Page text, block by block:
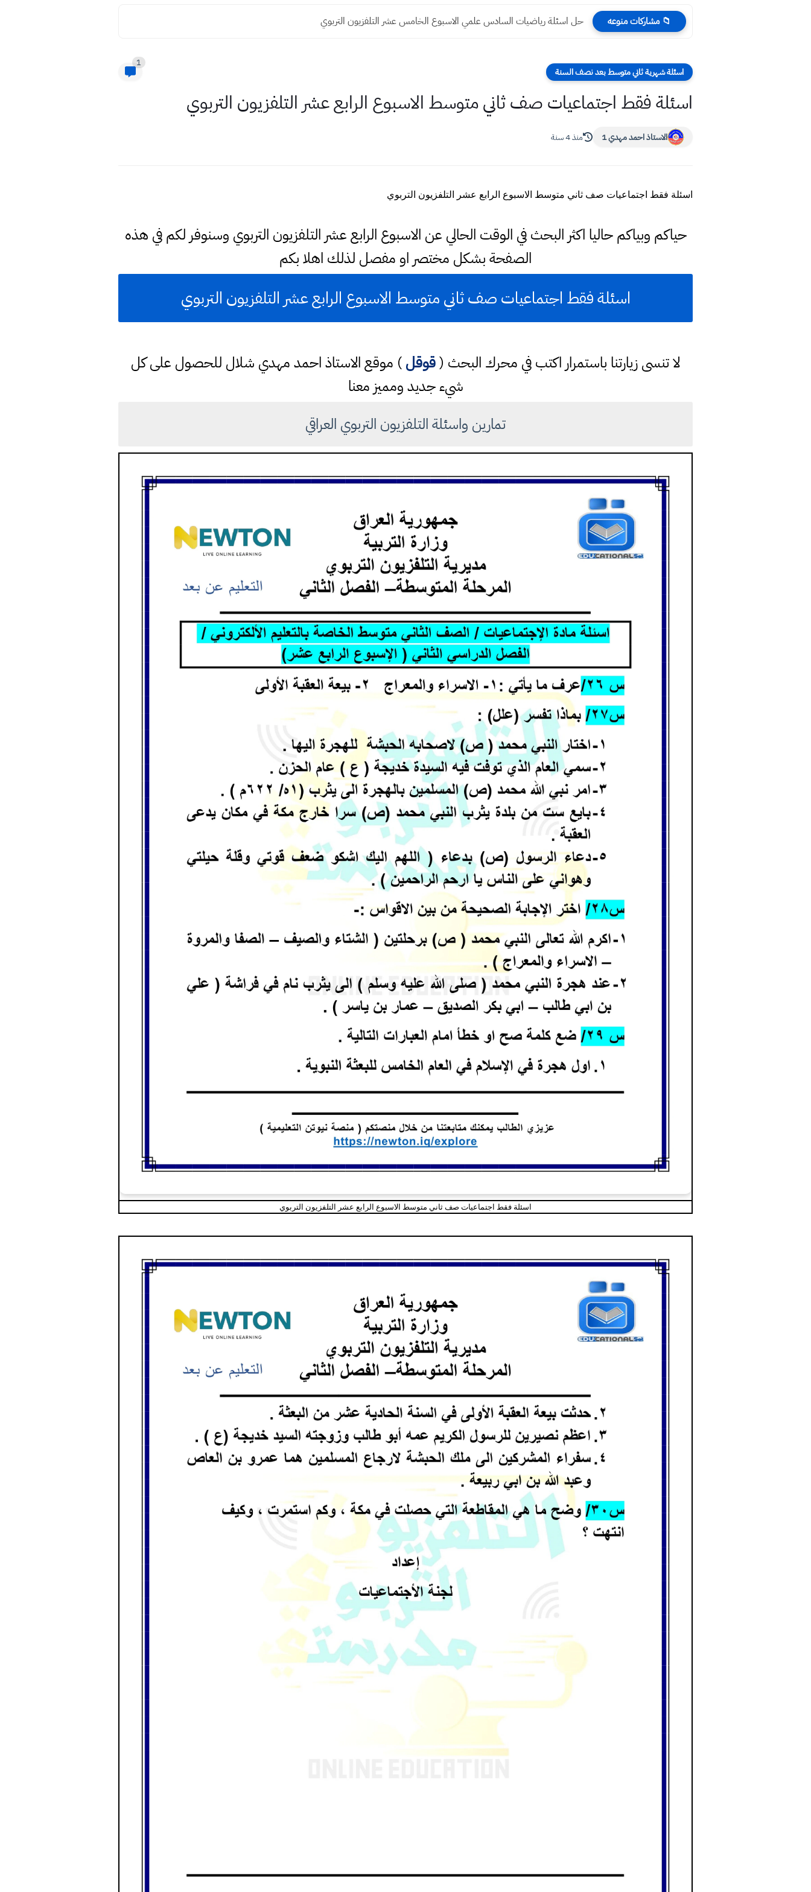
📁 مشاركات منوعه حل اسئلة رياضيات السادس علمي الاسبوع الخامس عشر التلفزيون التربوي
اسئلة شهرية ثاني متوسط بعد نصف السنة
1
اسئلة فقط اجتماعيات صف ثاني متوسط الاسبوع الرابع عشر التلفزيون التربوي
الاستاذ احمد مهدي 1 منذ 4 سنة
اسئلة فقط اجتماعيات صف ثاني متوسط الاسبوع الرابع عشر التلفزيون التربوي
حياكم وبياكم حاليا اكثر البحث في الوقت الحالي عن الاسبوع الرابع عشر التلفزيون التربوي وسنوفر لكم في هذه
الصفحة بشكل مختصر او مفصل لذلك اهلا بكم
اسئلة فقط اجتماعيات صف ثاني متوسط الاسبوع الرابع عشر التلفزيون التربوي
لا تنسى زيارتنا باستمرار اكتب في محرك البحث (قوقل) موقع الاستاذ احمد مهدي شلال للحصول على كل
شيء جديد ومميز معنا
تمارين واسئلة التلفزيون التربوي العراقي
اسئلة فقط اجتماعيات صف ثاني متوسط الاسبوع الرابع عشر التلفزيون التربوي